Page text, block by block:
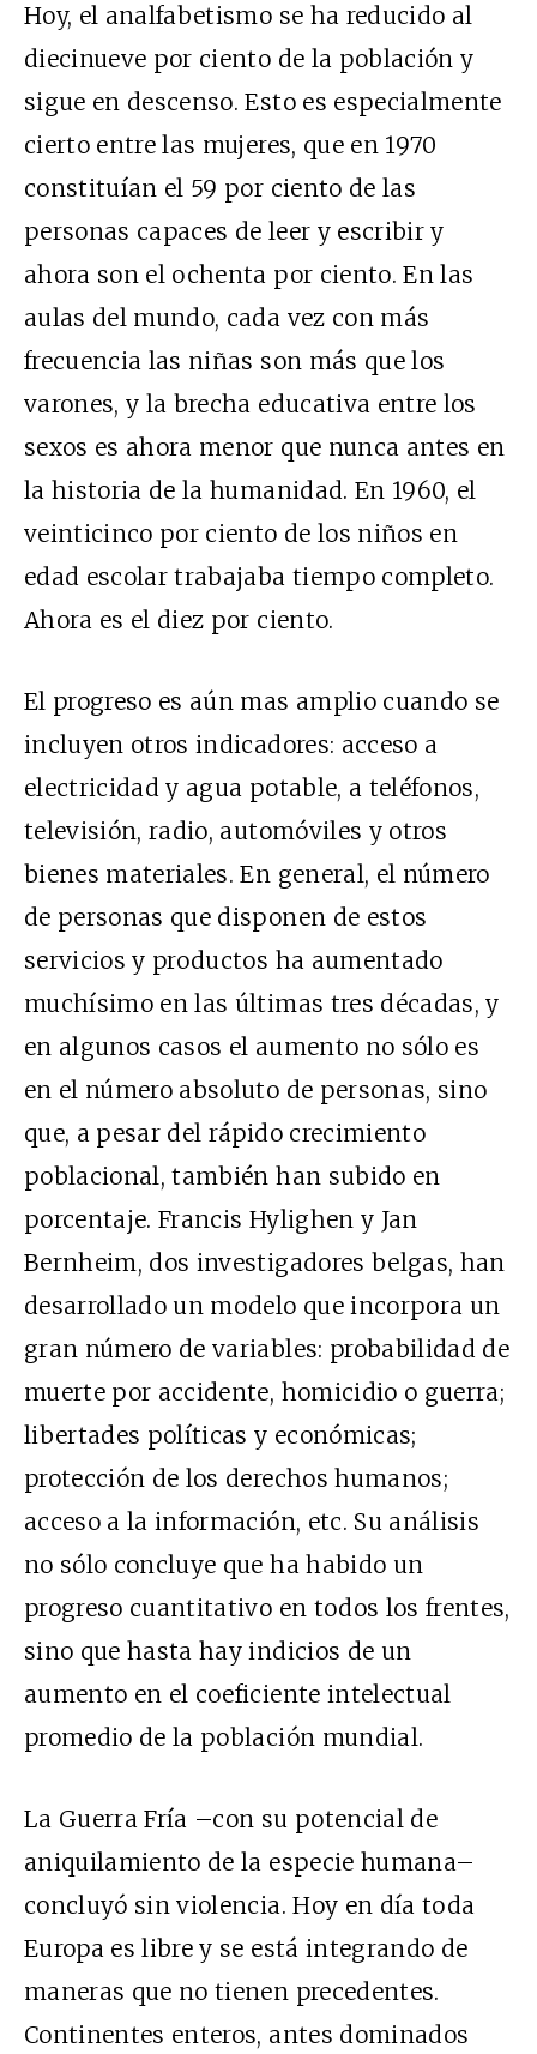
Hoy, el analfabetismo se ha reducido al
diecinueve por ciento de la población y
sigue en descenso. Esto es especialmente
cierto entre las mujeres, que en 1970
constituían el 59 por ciento de las
personas capaces de leer y escribir y
ahora son el ochenta por ciento. En las
aulas del mundo, cada vez con más
frecuencia las niñas son más que los
varones, y la brecha educativa entre los
sexos es ahora menor que nunca antes en
la historia de la humanidad. En 1960, el
veinticinco por ciento de los niños en
edad escolar trabajaba tiempo completo.
Ahora es el diez por ciento.
El progreso es aún mas amplio cuando se
incluyen otros indicadores: acceso a
electricidad y agua potable, a teléfonos,
televisión, radio, automóviles y otros
bienes materiales. En general, el número
de personas que disponen de estos
servicios y productos ha aumentado
muchísimo en las últimas tres décadas, y
en algunos casos el aumento no sólo es
en el número absoluto de personas, sino
que, a pesar del rápido crecimiento
poblacional, también han subido en
porcentaje. Francis Hylighen y Jan
Bernheim, dos investigadores belgas, han
desarrollado un modelo que incorpora un
gran número de variables: probabilidad de
muerte por accidente, homicidio o guerra;
libertades políticas y económicas;
protección de los derechos humanos;
acceso a la información, etc. Su análisis
no sólo concluye que ha habido un
progreso cuantitativo en todos los frentes,
sino que hasta hay indicios de un
aumento en el coeficiente intelectual
promedio de la población mundial.
La Guerra Fría –con su potencial de
aniquilamiento de la especie humana–
concluyó sin violencia. Hoy en día toda
Europa es libre y se está integrando de
maneras que no tienen precedentes.
Continentes enteros, antes dominados